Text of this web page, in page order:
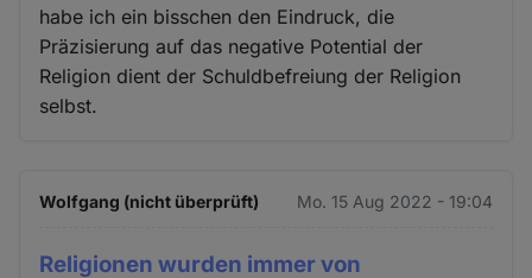
habe ich ein bisschen den Eindruck, die
Präzisierung auf das negative Potential der
Religion dient der Schuldbefreiung der Religion
selbst.
Wolfgang (nicht überprüft) Mo. 15 Aug 2022 - 19:04
Religionen wurden immer von